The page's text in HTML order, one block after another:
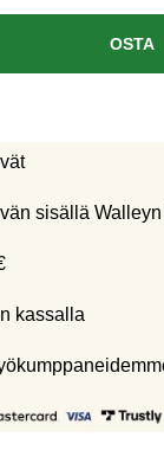
OSTA
sisällä
kassalla